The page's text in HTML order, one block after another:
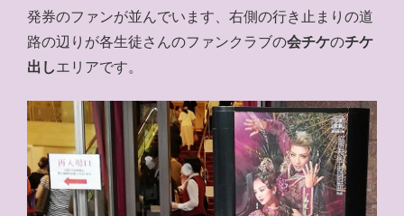
発券のファンが並んでいます、右側の行き止まりの道
路の辺りが各生徒さんのファンクラブの会チケのチケ
出しエリアです。